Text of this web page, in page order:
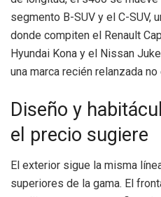
segmento B-SUV y el C-SUV,
donde compiten el Renault
Hyundai Kona y el Nissan
una marca recién relanzada
Diseño y
el precio sugiere
El exterior sigue la misma
superiores de la gama. El